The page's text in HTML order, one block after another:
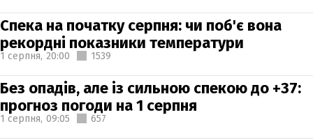
Спека на початку серпня: чи поб'є вона
рекордні показники температури
1 серпня, 20:00 1539
Без опадів, але із сильною спекою до +37:
прогноз погоди на 1 серпня
1 серпня, 09:05 657